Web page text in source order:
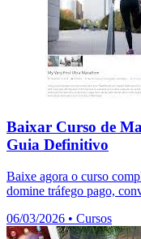
Baixar Curso de
Guia Definitivo
Baixe agora o curso
domine tráfego pago,
06/03/2026 • Cursos